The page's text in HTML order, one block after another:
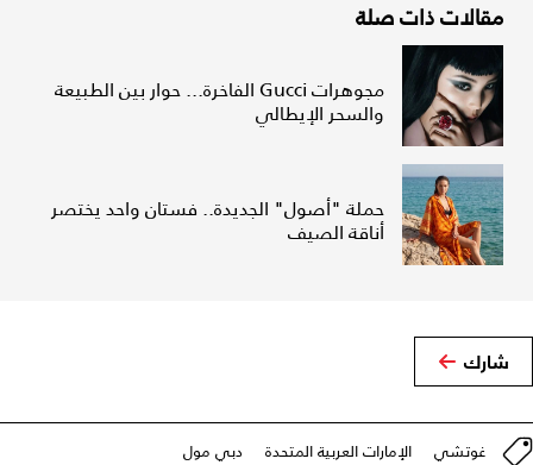
مقالات ذات صلة
مجوهرات Gucci الفاخرة... حوار بين الطبيعة
والسحر الإيطالي
حملة "أصول" الجديدة.. فستان واحد يختصر
أناقة الصيف
شارك
غوتشي الإمارات العربية المتحدة
دبي مول